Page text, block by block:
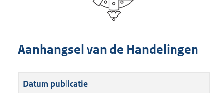
Aanhangsel van de Handelingen